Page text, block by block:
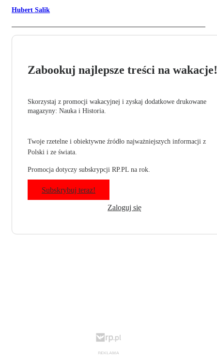
Hubert Salik
Zabookuj najlepsze treści na wakacje!
Skorzystaj z promocji wakacyjnej i zyskaj dodatkowe drukowane
magazyny: Nauka i Historia.
Twoje rzetelne i obiektywne źródło najważniejszych informacji z
Polski i ze świata.
Promocja dotyczy subskrypcji RP.PL na rok.
Subskrybuj teraz!
Zaloguj się